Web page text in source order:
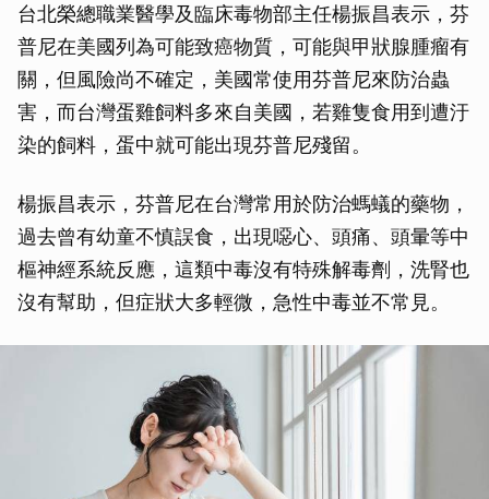
台北榮總職業醫學及臨床毒物部主任楊振昌表示，芬
普尼在美國列為可能致癌物質，可能與甲狀腺腫瘤有
關，但風險尚不確定，美國常使用芬普尼來防治蟲
害，而台灣蛋雞飼料多來自美國，若雞隻食用到遭汙
染的飼料，蛋中就可能出現芬普尼殘留。
楊振昌表示，芬普尼在台灣常用於防治螞蟻的藥物，
過去曾有幼童不慎誤食，出現噁心、頭痛、頭暈等中
樞神經系統反應，這類中毒沒有特殊解毒劑，洗腎也
沒有幫助，但症狀大多輕微，急性中毒並不常見。